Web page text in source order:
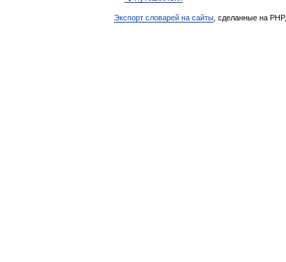
Экспорт словарей на сайты , сделанные на PHP,